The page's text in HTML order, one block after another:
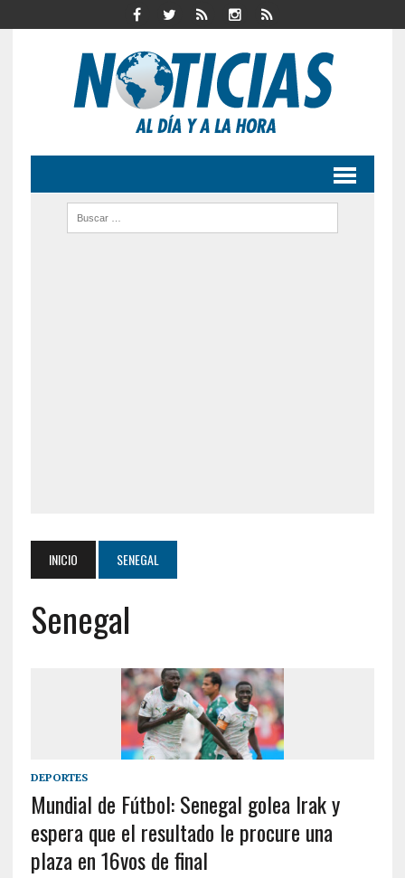
INICIO SENEGAL
Senegal
DEPORTES
Mundial de Fútbol: Senegal golea Irak y
espera que el resultado le procure una
plaza en 16vos de final